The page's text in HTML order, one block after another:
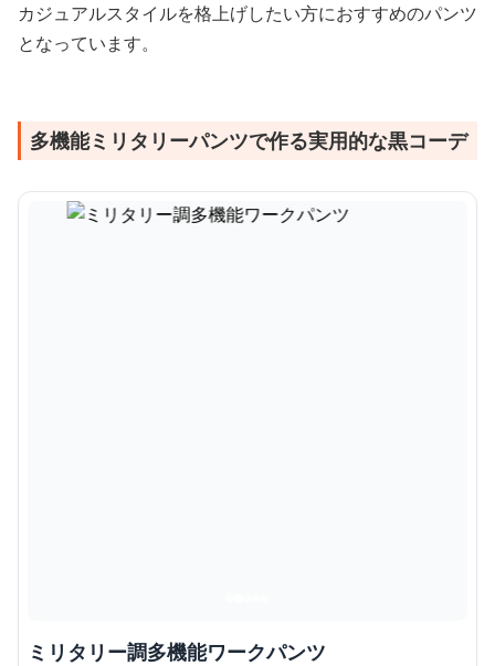
カジュアルスタイルを格上げしたい方におすすめのパンツ
となっています。
多機能ミリタリーパンツで作る実用的な黒コーデ
ミリタリー調多機能ワークパンツ